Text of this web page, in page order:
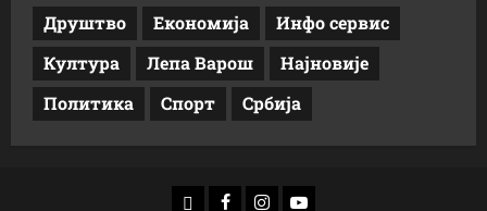
Друштво
Економија
Инфо сервис
Култура
Лепа Варош
Најновије
Политика
Спорт Србија
доwнлоад
Фацебоок
Инстаграм
Yоутубе